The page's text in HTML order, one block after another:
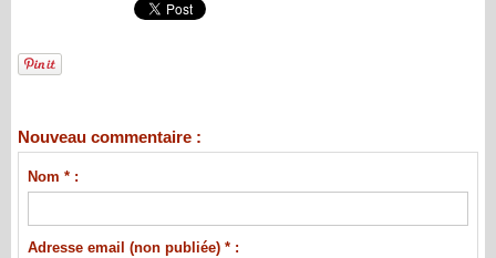
Nouveau commentaire :
Nom * :
Adresse email (non publiée) * :